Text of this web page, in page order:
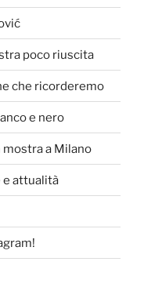
poco riuscita
che ricorderemo
e nero
a Milano
e attualità